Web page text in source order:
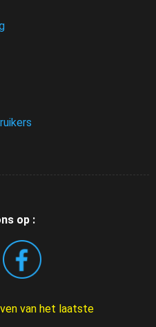
op :
van het laatste